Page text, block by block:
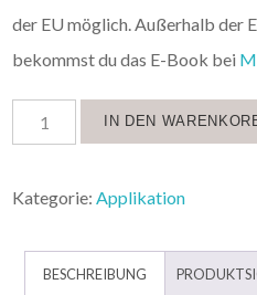
der EU möglich. Außerhalb der
bekommst du das E-Book bei
IN DEN
Kategorie: Applikation
BESCHREIBUNG